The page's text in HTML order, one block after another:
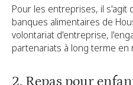
Pour les entreprises, il s'agit
banques alimentaires de
volontariat d'entreprise,
partenariats à long terme en
2. Repas pour